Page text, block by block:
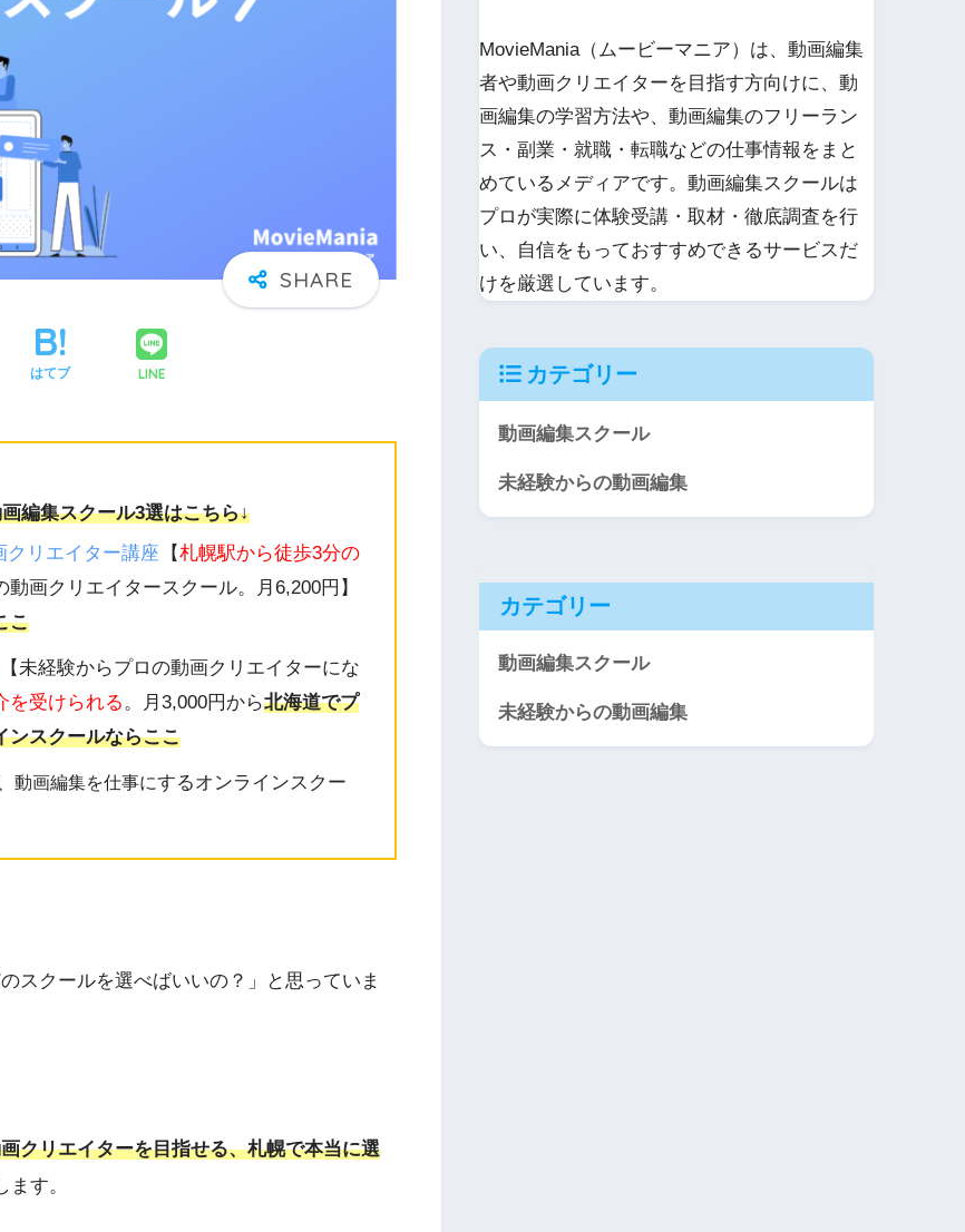
はてブ LINE
編集スクール3選はこちら↓
クリエイター講座 【札幌駅から徒歩3分の
動画クリエイタースクール。月6,200円】
こ
【未経験からプロの動画クリエイターにな
を受けられる 。月3,000円から北海道でプ
ンスクールならここ
動画編集を仕事にするオンラインスクー
スクールを選べばいいの？」と思っていま
クリエイターを目指せる、札幌で本当に選
す。
MovieMania（ムービーマニア）は、動画編集
者や動画クリエイターを目指す方向けに、動
画編集の学習方法や、動画編集のフリーラン
ス・副業・就職・転職などの仕事情報をまと
めているメディアです。動画編集スクールは
プロが実際に体験受講・取材・徹底調査を行
い、自信をもっておすすめできるサービスだ
けを厳選しています。
カテゴリー
動画編集スクール
未経験からの動画編集
カテゴリー
動画編集スクール
未経験からの動画編集